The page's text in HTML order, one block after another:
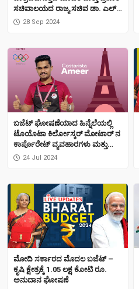
ಸಚಿವಾಲಯದ ರಾಜ್ಯ ಸಚಿವ ಡಾ. ಎಲ್.
ಮುರುಗನ್
28 Sep 2024
ಬಜೆಟ್ ಘೋಷಣೆಯಾದ ಹಿನ್ನೆಲೆಯಲ್ಲಿ
ಟೊಯೊಟಾ ಕಿರ್ಲೋಸ್ಕರ್ ಮೋಟಾರ್ ನ
ಕಾರ್ಪೊರೇಟ್ ವ್ಯವಹಾರಗಳು ಮತ್ತು
ಆಡಳಿತದ ಕಂಟ್ರಿ ಹೆಡ್ ಮತ್ತು
ಕುರಿತಾದ ಪ್ರತಿಕ್ರಿಯೆ
24 Jul 2024
ಮೋದಿ ಸರ್ಕಾರದ ಮೊದಲ ಬಜೆಟ್‌ –
ಕೃಷಿ ಕ್ಷೇತ್ರಕ್ಕೆ 1.05 ಲಕ್ಷ ಕೋಟಿ ರೂ.
ಅನುದಾನ ಘೋಷಣೆ